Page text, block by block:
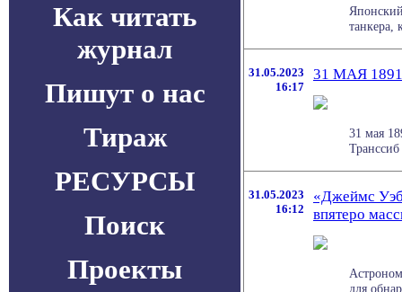
Как читать
журнал
Пишут о нас
Тираж
РЕСУРСЫ
Поиск
Проекты
танкера,
31.05.2023
16:17
31 МАЯ
31 мая
31.05.2023
16:12
«Джеймс
впятеро
для